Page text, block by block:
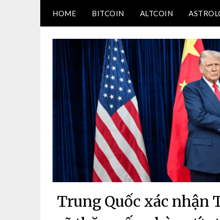
NDT CAPITAL |
CRYPTO
HOME BITCOIN ALTCOIN
Trung Quốc xác nhận